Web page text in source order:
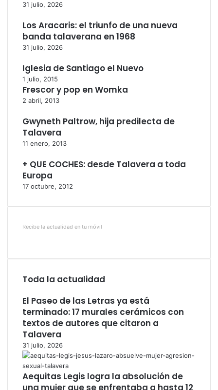
31 julio, 2026
Los Aracaris: el triunfo de una nueva
banda talaverana en 1968
31 julio, 2026
Iglesia de Santiago el Nuevo
1 julio, 2015
Frescor y pop en Womka
2 abril, 2013
Gwyneth Paltrow, hija predilecta de
Talavera
11 enero, 2013
+ QUE COCHES: desde Talavera a toda
Europa
17 octubre, 2012
Recibe la actualidad en tu móvil
Toda la actualidad
El Paseo de las Letras ya está
terminado: 17 murales cerámicos con
textos de autores que citaron a
Talavera
31 julio, 2026
Aequitas Legis logra la absolución de
una mujer que se enfrentaba a hasta 12